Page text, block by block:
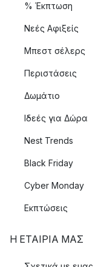
% Έκπτωση
Νεές Αφιξείς
Μπεστ σέλερς
Περιστάσεις
Δωμάτιο
Ιδεές για Δώρα
Nest Trends
Black Friday
Cyber Monday
Εκπτώσεις
Η ΕΤΑΊΡΙΑ ΜΑΣ